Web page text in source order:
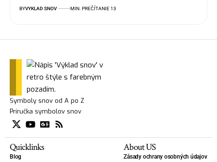
BYVYKLAD SNOV MIN. PREČÍTANIE 13
Symboly snov od A po Z
Príručka symbolov snov
Quicklinks
Blog
About US
Zásady ochrany osobných údajov